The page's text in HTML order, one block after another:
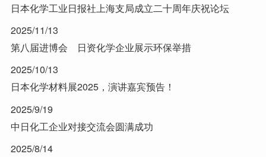
日本化学工业日报社上海支局成立二十周年庆祝论坛
2025/11/13
第八届进博会 日资化学企业展示环保举措
2025/10/13
日本化学材料展2025，演讲嘉宾预告！
2025/9/19
中日化工企业对接交流会圆满成功
2025/8/14